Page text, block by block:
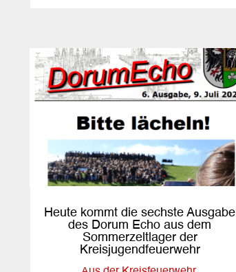
Heute kommt die sechste Ausgabe
des Dorum Echo aus dem
Sommerzeltlager der
Kreisjugendfeuerwehr